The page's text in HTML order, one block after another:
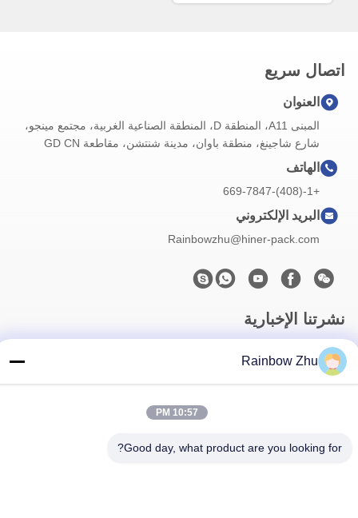
اتصال سريع
العنوان
المبنى A11، المنطقة D، المنطقة الصناعية الغربية، مجتمع مينجو،
شارع شاجينغ، منطقة باوان، مدينة شنتشن، مقاطعة GD CN
الهاتف
+1-(408)-669-7847
البريد الإلكتروني
Rainbowzhu@hiner-pack.com
نشرتنا الإخبارية
اشترك في نشرتنا الإخبارية للحصول على خصومات وأكثر.
Rainbow Zhu
10:57 PM
Good day, what product are you looking for?